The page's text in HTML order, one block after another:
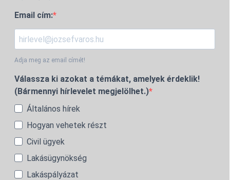
Email cím:
Adja meg az email címét!
Válassza ki azokat a témákat, amelyek érdeklik!
(Bármennyi hírlevelet megjelölhet.)
Általános hírek
Hogyan vehetek részt
Civil ügyek
Lakásügynökség
Lakáspályázat